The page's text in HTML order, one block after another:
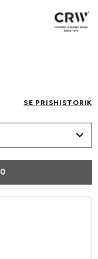
SE PRISHISTORIK
0